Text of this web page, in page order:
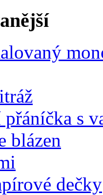
s
blázen
dečky